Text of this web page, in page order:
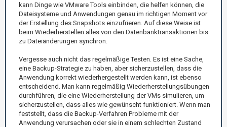
kann Dinge wie VMware Tools einbinden, die helfen können, die
Dateisysteme und Anwendungen genau im richtigen Moment vor
der Erstellung des Snapshots einzufrieren. Auf diese Weise ist
beim Wiederherstellen alles von den Datenbanktransaktionen bis
zu Dateiänderungen synchron.
Vergesse auch nicht das regelmäßige Testen. Es ist eine Sache,
eine Backup-Strategie zu haben, aber sicherzustellen, dass die
Anwendung korrekt wiederhergestellt werden kann, ist ebenso
entscheidend. Man kann regelmäßig Wiederherstellungsübungen
durchführen, die eine Wiederherstellung der VMs simulieren, um
sicherzustellen, dass alles wie gewünscht funktioniert. Wenn man
feststellt, dass die Backup-Verfahren Probleme mit der
Anwendung verursachen oder sie in einem schlechten Zustand